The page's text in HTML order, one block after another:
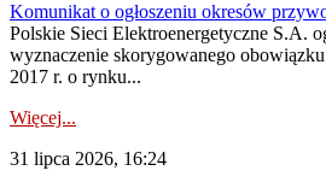
Komunikat o ogłoszeniu okresów
Polskie Sieci Elektroenergetyczne S.A.
wyznaczenie skorygowanego
2017 r. o rynku...
Więcej...
31 lipca 2026, 16:24